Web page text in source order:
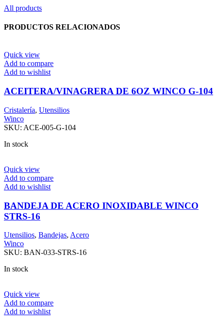
All products
PRODUCTOS RELACIONADOS
Quick view
Add to compare
Add to wishlist
ACEITERA/VINAGRERA DE 6OZ WINCO G-104
Cristalería, Utensilios
Winco
SKU: ACE-005-G-104
In stock
Quick view
Add to compare
Add to wishlist
BANDEJA DE ACERO INOXIDABLE WINCO
STRS-16
Utensilios, Bandejas, Acero
Winco
SKU: BAN-033-STRS-16
In stock
Quick view
Add to compare
Add to wishlist